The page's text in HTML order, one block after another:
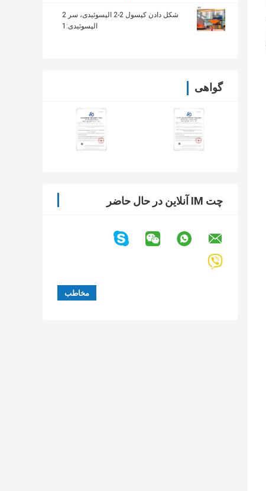
شکل دادن کپسول 2-2 الپسوئیدی، سر 2
الپسوئیدی:1
گواهی
چت IM آنلاین در حال حاضر